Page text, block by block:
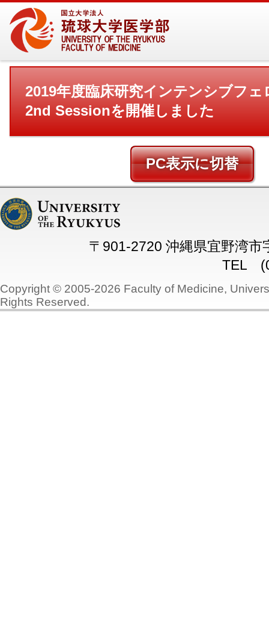
2019年度臨床研究インテンシブフェ
2nd Sessionを開催しました
PC
〒901-2720 沖縄県宜野湾市
TEL
Copyright © 2005-2026 Faculty of Medicine,
Rights Reserved.